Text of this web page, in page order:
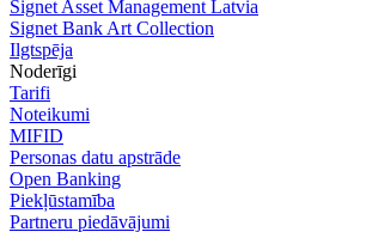
Signet Asset Management Latvia
Signet Bank Art Collection
Ilgtspēja
Noderīgi
Tarifi
Noteikumi
MIFID
Personas datu apstrāde
Open Banking
Piekļūstamība
Partneru piedāvājumi